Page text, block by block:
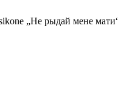
„Не рыдай мене